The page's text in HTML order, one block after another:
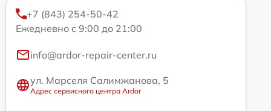
+7 (843) 254-50-42
Ежедневно с 9:00 до 21:00
info@ardor-repair-center.ru
ул. Марселя Салимжанова, 5
Адрес сервисного центра Ardor